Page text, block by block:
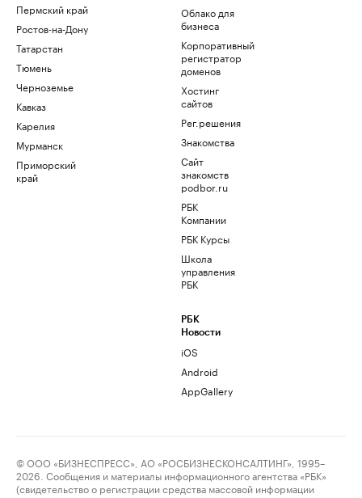
Пермский край
Ростов-на-Дону
Татарстан
Тюмень
Черноземье
Кавказ
Карелия
Мурманск
Приморский
край
Облако для
бизнеса
Корпоративный
регистратор
доменов
Хостинг
сайтов
Рег.решения
Знакомства
Сайт
знакомств
podbor.ru
РБК
Компании
РБК Курсы
Школа
управления
РБК
РБК
Новости
iOS
Android
AppGallery
© ООО «БИЗНЕСПРЕСС», АО «РОСБИЗНЕСКОНСАЛТИНГ», 1995–
2026. Сообщения и материалы информационного агентства «РБК»
(свидетельство о регистрации средства массовой информации